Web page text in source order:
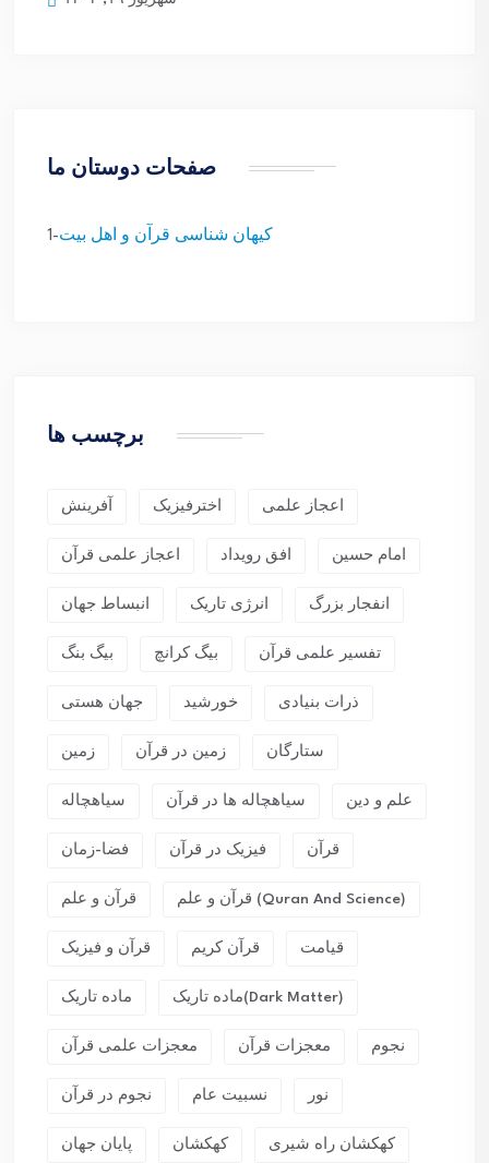
صفحات دوستان ما
1-کیهان شناسی قرآن و اهل بیت
برچسب ها
آفرینش اخترفیزیک اعجاز علمی
اعجاز علمی قرآن افق رویداد امام حسین
انبساط جهان انرژی تاریک انفجار بزرگ
بیگ بنگ بیگ کرانچ تفسیر علمی قرآن
جهان هستی خورشید ذرات بنیادی
زمین زمین در قرآن ستارگان
سیاهچاله سیاهچاله ها در قرآن علم و دین
فضا-زمان فیزیک در قرآن قرآن
قرآن و علم قرآن و علم (Quran And Science)
قرآن و فیزیک قرآن کریم قیامت
ماده تاریک ماده تاریک(dark Matter)
معجزات علمی قرآن معجزات قرآن نجوم
نجوم در قرآن نسبیت عام نور
پایان جهان کهکشان کهکشان راه شیری